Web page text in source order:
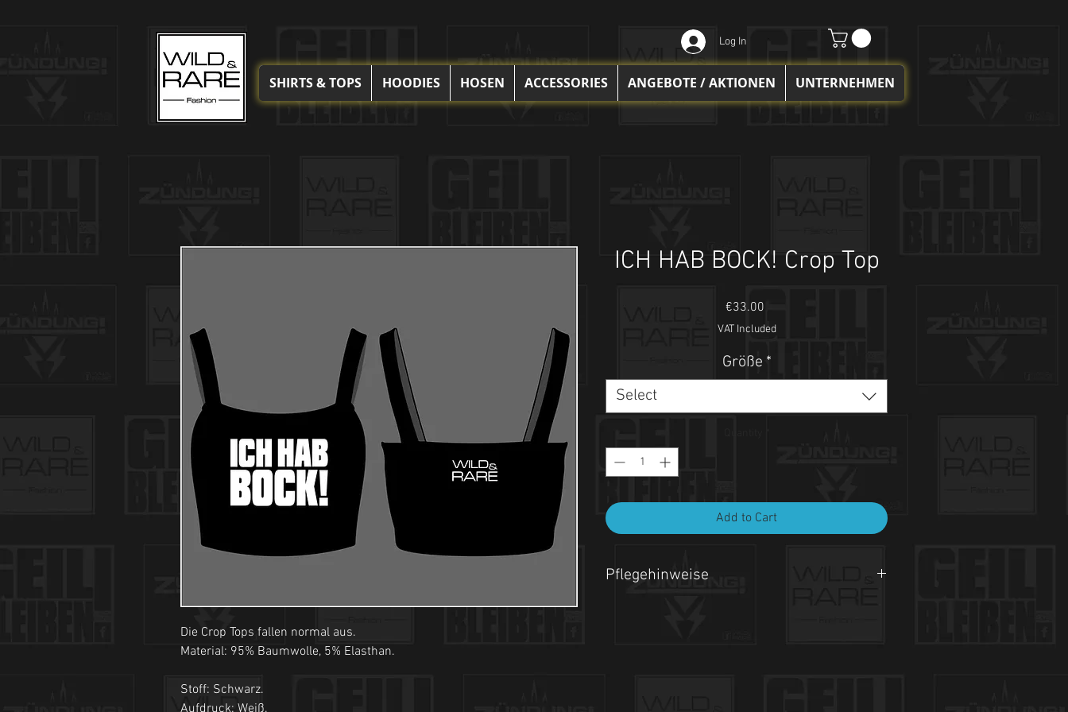
Log In
Die Crop Tops fallen normal aus.
Material: 95% Baumwolle, 5% Elasthan.
Stoff: Schwarz.
Aufdruck: Weiß.
ICH HAB BOCK! Crop Top
€33.00Price
VAT Included
Größe *
Select
Add to Cart
Pflegehinweise
SHIRTS & TOPS HOODIES HOSEN ACCESSORIES ANGEBOTE / AKTIONEN UNTERNEHMEN